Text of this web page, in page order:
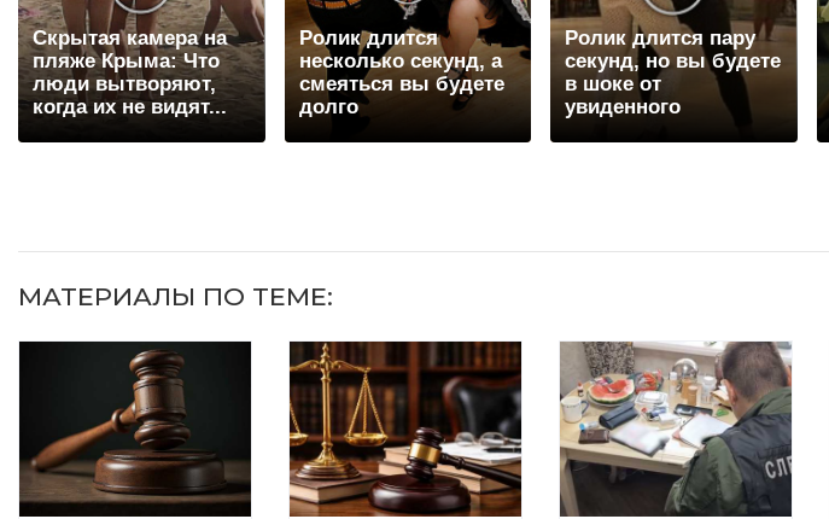
Скрытая камера на
пляже Крыма: Что
люди вытворяют,
когда их не видят...
Ролик длится
несколько секунд, а
смеяться вы будете
долго
Ролик длится пару
секунд, но вы будете
в шоке от
увиденного
МАТЕРИАЛЫ ПО ТЕМЕ: